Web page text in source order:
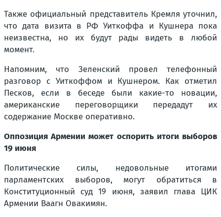
Также официальный представитель Кремля уточнил,
что дата визита в РФ Уиткоффа и Кушнера пока
неизвестна, но их будут рады видеть в любой
момент.
Напомним, что Зеленский провел телефонный
разговор с Уиткоффом и Кушнером. Как отметил
Песков, если в беседе были какие-то новации,
американские переговорщики передадут их
содержание Москве оперативно.
Оппозиция Армении может оспорить итоги выборов
19 июня
Политические силы, недовольные итогами
парламентских выборов, могут обратиться в
Конституционный суд 19 июня, заявил глава ЦИК
Армении Ваагн Овакимян.